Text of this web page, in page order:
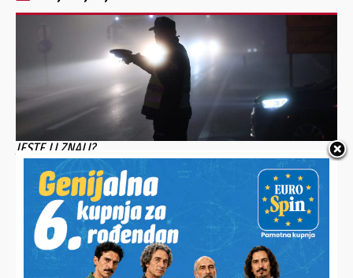
JESTE LI ZNALI?
Vulkanizer upozorava: “Primjetite li ovo na gumama, ne
krećite s njima na put”